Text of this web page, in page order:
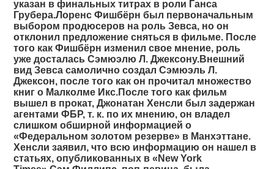
указан в финальных титрах в роли Ганса
Грубера.Лоренс Фишбёрн был первоначальным
выбором продюсеров на роль Зевса, но он
отклонил предложение сняться в фильме. После
того как Фишбёрн изменил свое мнение, роль
уже досталась Сэмюэлю Л. Джексону.Внешний
вид Зевса самолично создал Сэмюэль Л.
Джексон, после того как он прочитал множество
книг о Малколме Икс.После того как фильм
вышел в прокат, Джонатан Хенсли был задержан
агентами ФБР, т. к. по их мнению, он владел
слишком обширной информацией о
«Федеральном золотом резерве» в Манхэттане.
Хенсли заявил, что всю информацию он нашел в
статьях, опубликованных в «New York